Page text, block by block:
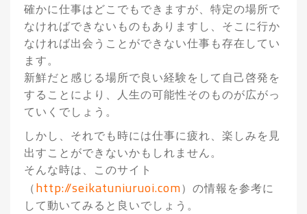
確かに仕事はどこでもできますが、特定の場所で
なければできないものもありますし、そこに行か
なければ出会うことができない仕事も存在してい
ます。
新鮮だと感じる場所で良い経験をして自己啓発を
することにより、人生の可能性そのものが広がっ
ていくでしょう。
しかし、それでも時には仕事に疲れ、楽しみを見
出すことができないかもしれません。
そんな時は、このサイト
（http://seikatuniuruoi.com）の情報を参考に
して動いてみると良いでしょう。